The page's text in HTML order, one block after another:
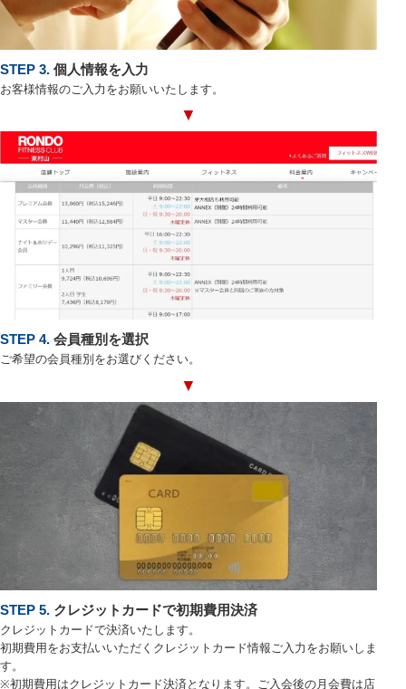
STEP 3. 個人情報を入力
お客様情報のご入力をお願いいたします。
▼
STEP 4. 会員種別を選択
ご希望の会員種別をお選びください。
▼
STEP 5. クレジットカードで初期費用決済
クレジットカードで決済いたします。
初期費用をお支払いいただくクレジットカード情報ご入力をお願いしま
す。
※初期費用はクレジットカード決済となります。ご入会後の月会費は店